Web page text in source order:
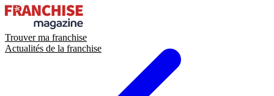
Trouver ma franchise
Actualités de la franchise